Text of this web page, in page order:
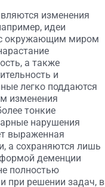
изменения
идеи
с окружающим миром
а также
и
легко поддаются
изменения
тонкие
нарушения
выраженная
а сохраняются лишь
деменции
полностью
при решении задач, в